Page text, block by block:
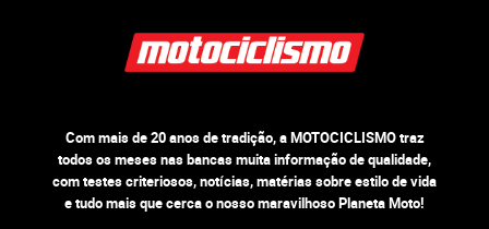
Com mais de 20 anos de tradição, a MOTOCICLISMO traz
todos os meses nas bancas muita informação de qualidade,
com testes criteriosos, notícias, matérias sobre estilo de vida
e tudo mais que cerca o nosso maravilhoso Planeta Moto!